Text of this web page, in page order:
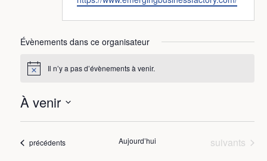
Évènements dans ce organisateur
Notice Il n’y a pas d’évènements à venir.
À venir
date.
Évènements
précédents Aujourd’hui Évènements
suivants